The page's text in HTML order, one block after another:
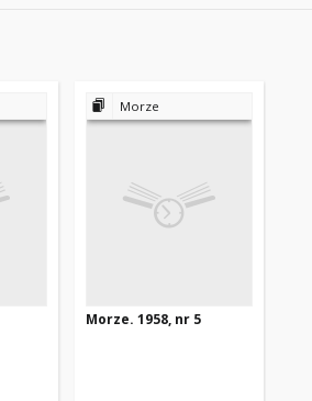
Morze
Morze. 1958, nr 5